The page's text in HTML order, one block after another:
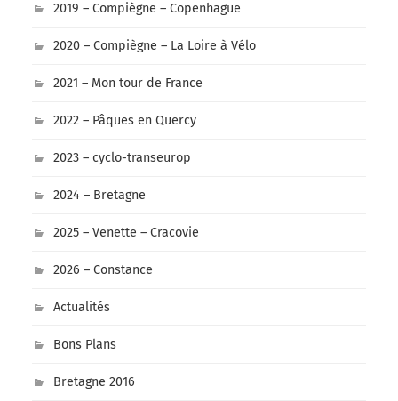
2019 – Compiègne – Copenhague
2020 – Compiègne – La Loire à Vélo
2021 – Mon tour de France
2022 – Pâques en Quercy
2023 – cyclo-transeurop
2024 – Bretagne
2025 – Venette – Cracovie
2026 – Constance
Actualités
Bons Plans
Bretagne 2016